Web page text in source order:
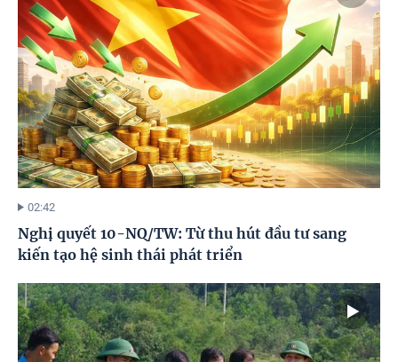
02:42
Nghị quyết 10-NQ/TW: Từ thu hút đầu tư sang
kiến tạo hệ sinh thái phát triển